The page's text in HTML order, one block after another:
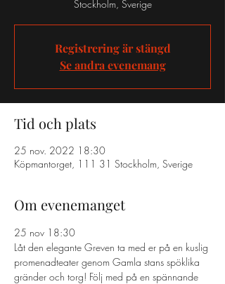
Stockholm, Sverige
Registrering är stängd
Se andra evenemang
Tid och plats
25 nov. 2022 18:30
Köpmantorget, 111 31 Stockholm, Sverige
Om evenemanget
25 nov 18:30
Låt den elegante Greven ta med er på en kuslig
promenadteater genom Gamla stans spöklika
gränder och torg! Följ med på en spännande